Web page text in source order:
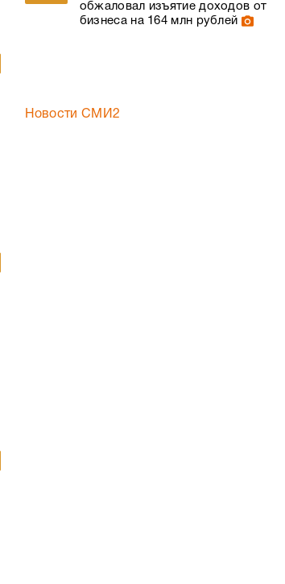
обжаловал изъятие доходов от
бизнеса на 164 млн рублей
Новости СМИ2